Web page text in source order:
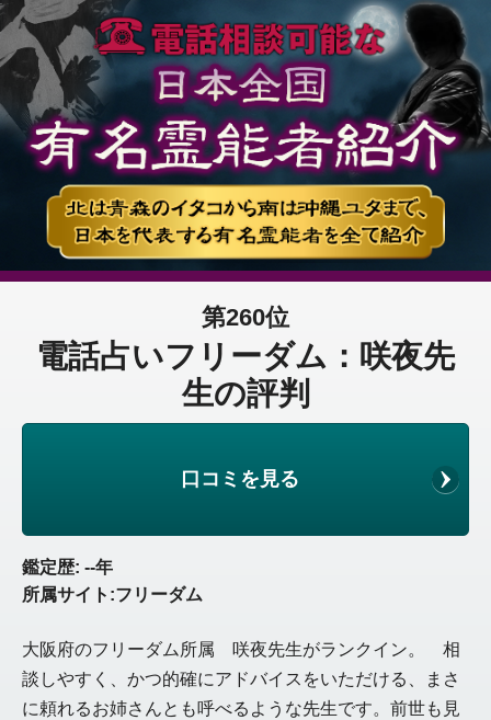
第260位
電話占いフリーダム：咲夜先
生の評判
口コミを見る
鑑定歴: --年
所属サイト:フリーダム
大阪府のフリーダム所属 咲夜先生がランクイン。 相
談しやすく、かつ的確にアドバイスをいただける、まさ
に頼れるお姉さんとも呼べるような先生です。前世も見